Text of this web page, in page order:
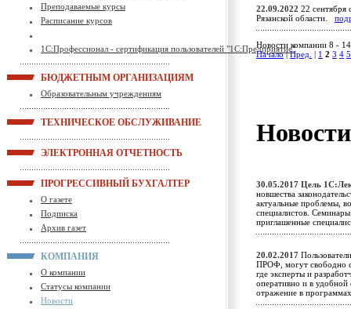
Преподаваемые курсы
Расписание курсов
1С:Профессионал - сертификация пользователей "1С:Предприятие"
БЮДЖЕТНЫМ ОРГАНИЗАЦИЯМ
Образовательным учреждениям
ТЕХНИЧЕСКОЕ ОБСЛУЖИВАНИЕ
ЭЛЕКТРОННАЯ ОТЧЕТНОСТЬ
ПРОГРЕССИВНЫЙ БУХГАЛТЕР
О газете
Подписка
Архив газет
КОМПАНИЯ
О компании
Статусы компании
Новости
22.09.2022 22 сентября
Рязанской области.
Новости компании 8 -
Начало|Пред. 1 2 3 4 5
30.05.2017 Цель
новшества
актуальные проблемы,
специалистов.
приглашенные
20.02.2017
ПРОФ, могут свободно
где эксперты и
оперативно и в удобной
отражение в